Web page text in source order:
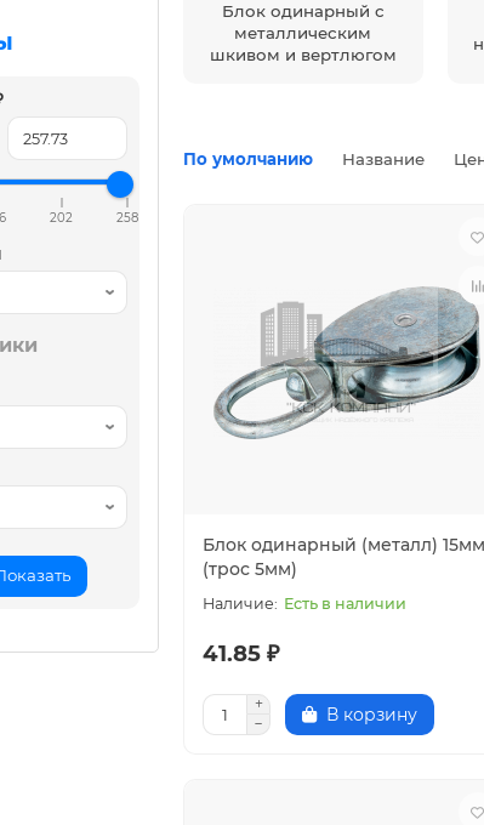
202 258
Блок одинарный с
металлическим
шкивом и вертлюгом
По умолчанию Название
Блок одинарный (металл) 15мм
(трос 5мм)
Есть в наличии
41.85 ₽
В корзину